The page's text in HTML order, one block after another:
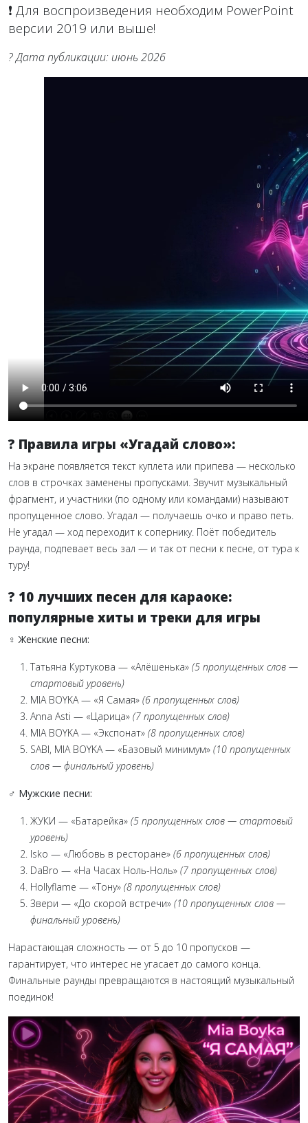
❗ Для воспроизведения необходим PowerPoint
версии 2019 или выше!
? Дата публикации: июнь 2026
? Правила игры «Угадай слово»:
На экране появляется текст куплета или припева — несколько
слов в строчках заменены пропусками. Звучит музыкальный
фрагмент, и участники (по одному или командами) называют
пропущенное слово. Угадал — получаешь очко и право петь.
Не угадал — ход переходит к сопернику. Поёт победитель
раунда, подпевает весь зал — и так от песни к песне, от тура к
туру!
? 10 лучших песен для караоке:
популярные хиты и треки для игры
♀ Женские песни:
Татьяна Куртукова — «Алёшенька» (5 пропущенных слов —
стартовый уровень)
MIA BOYKA — «Я Самая» (6 пропущенных слов)
Anna Asti — «Царица» (7 пропущенных слов)
MIA BOYKA — «Экспонат» (8 пропущенных слов)
SABI, MIA BOYKA — «Базовый минимум» (10 пропущенных
слов — финальный уровень)
♂ Мужские песни:
ЖУКИ — «Батарейка» (5 пропущенных слов — стартовый
уровень)
Isko — «Любовь в ресторане» (6 пропущенных слов)
DaBro — «На Часах Ноль-Ноль» (7 пропущенных слов)
Hollyflame — «Тону» (8 пропущенных слов)
Звери — «До скорой встречи» (10 пропущенных слов —
финальный уровень)
Нарастающая сложность — от 5 до 10 пропусков —
гарантирует, что интерес не угасает до самого конца.
Финальные раунды превращаются в настоящий музыкальный
поединок!